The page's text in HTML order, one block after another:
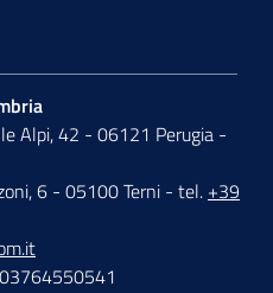
Alpi, 42 - 06121 Perugia -
6 - 05100 Terni - tel. +39
03764550541